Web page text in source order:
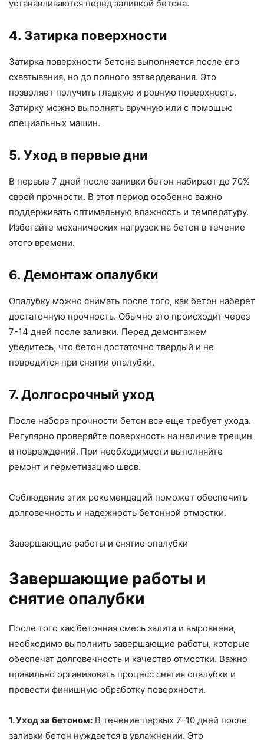
устанавливаются перед заливкой бетона.
4. Затирка поверхности
Затирка поверхности бетона выполняется после его
схватывания, но до полного затвердевания. Это
позволяет получить гладкую и ровную поверхность.
Затирку можно выполнять вручную или с помощью
специальных машин.
5. Уход в первые дни
В первые 7 дней после заливки бетон набирает до 70%
своей прочности. В этот период особенно важно
поддерживать оптимальную влажность и температуру.
Избегайте механических нагрузок на бетон в течение
этого времени.
6. Демонтаж опалубки
Опалубку можно снимать после того, как бетон наберет
достаточную прочность. Обычно это происходит через
7-14 дней после заливки. Перед демонтажем
убедитесь, что бетон достаточно твердый и не
повредится при снятии опалубки.
7. Долгосрочный уход
После набора прочности бетон все еще требует ухода.
Регулярно проверяйте поверхность на наличие трещин
и повреждений. При необходимости выполняйте
ремонт и герметизацию швов.
Соблюдение этих рекомендаций поможет обеспечить
долговечность и надежность бетонной отмостки.
Завершающие работы и снятие опалубки
Завершающие работы и
снятие опалубки
После того как бетонная смесь залита и выровнена,
необходимо выполнить завершающие работы, которые
обеспечат долговечность и качество отмостки. Важно
правильно организовать процесс снятия опалубки и
провести финишную обработку поверхности.
1. Уход за бетоном: В течение первых 7-10 дней после
заливки бетон нуждается в увлажнении. Это